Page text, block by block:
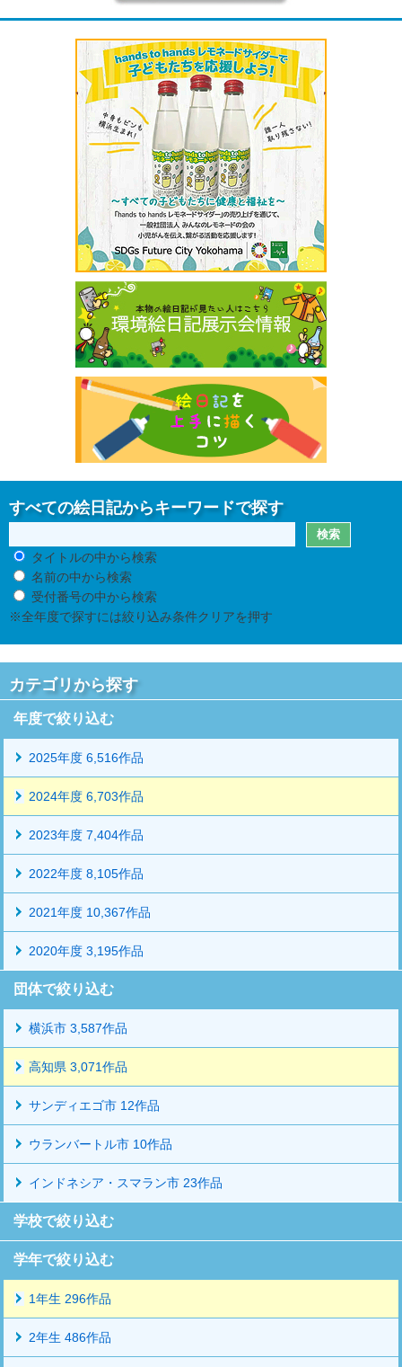
すべての絵日記からキーワードで探す
タイトルの中から検索
名前の中から検索
受付番号の中から検索
※全年度で探すには絞り込み条件クリアを押す
カテゴリから探す
年度で絞り込む
2025年度 6,516作品
2024年度 6,703作品
2023年度 7,404作品
2022年度 8,105作品
2021年度 10,367作品
2020年度 3,195作品
団体で絞り込む
横浜市 3,587作品
高知県 3,071作品
サンディエゴ市 12作品
ウランバートル市 10作品
インドネシア・スマラン市 23作品
学校で絞り込む
学年で絞り込む
1年生 296作品
2年生 486作品